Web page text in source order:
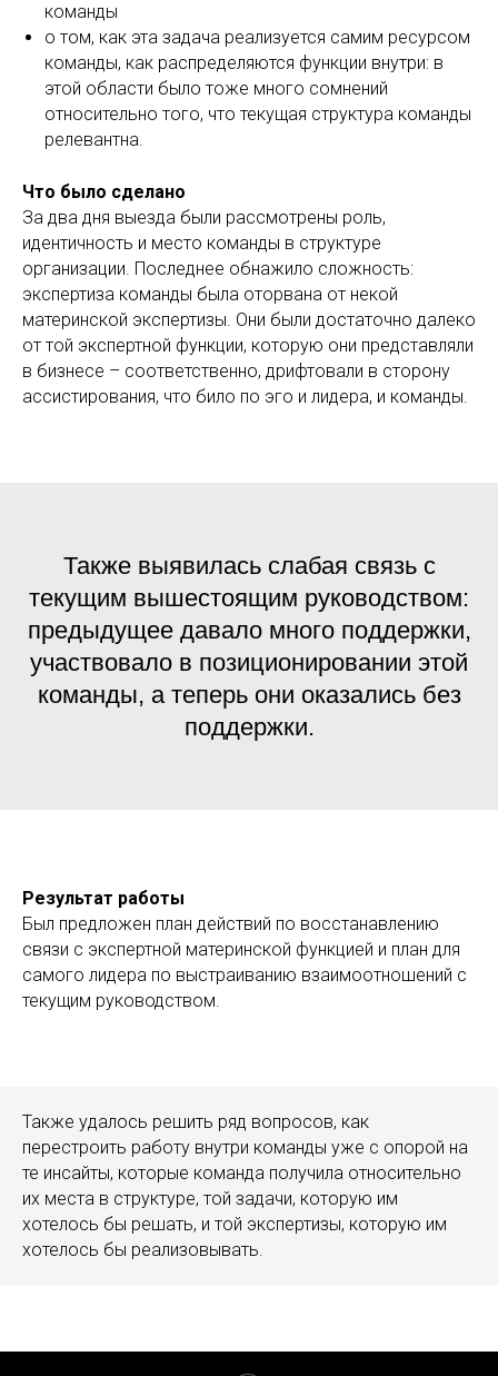
команды
о том, как эта задача реализуется самим ресурсом
команды, как распределяются функции внутри: в
этой области было тоже много сомнений
относительно того, что текущая структура команды
релевантна.
Что было сделано
За два дня выезда были рассмотрены роль,
идентичность и место команды в структуре
организации. Последнее обнажило сложность:
экспертиза команды была оторвана от некой
материнской экспертизы. Они были достаточно далеко
от той экспертной функции, которую они представляли
в бизнесе – соответственно, дрифтовали в сторону
ассистирования, что било по эго и лидера, и команды.
Также выявилась слабая связь с
текущим вышестоящим руководством:
предыдущее давало много поддержки,
участвовало в позиционировании этой
команды, а теперь они оказались без
поддержки.
Результат работы
Был предложен план действий по восстанавлению
связи с экспертной материнской функцией и план для
самого лидера по выстраиванию взаимоотношений с
текущим руководством.
Также удалось решить ряд вопросов, как
перестроить работу внутри команды уже с опорой на
те инсайты, которые команда получила относительно
их места в структуре, той задачи, которую им
хотелось бы решать, и той экспертизы, которую им
хотелось бы реализовывать.